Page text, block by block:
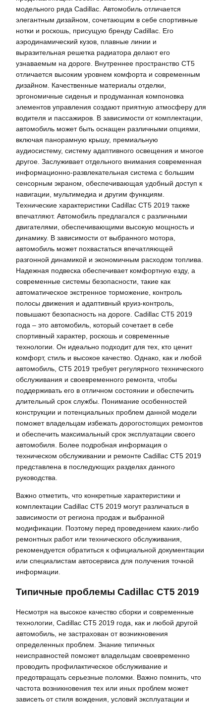
модельного ряда Cadillac. Автомобиль отличается
элегантным дизайном, сочетающим в себе спортивные
нотки и роскошь, присущую бренду Cadillac. Его
аэродинамический кузов, плавные линии и
выразительная решетка радиатора делают его
узнаваемым на дороге. Внутреннее пространство CT5
отличается высоким уровнем комфорта и современным
дизайном. Качественные материалы отделки,
эргономичные сиденья и продуманная компоновка
элементов управления создают приятную атмосферу для
водителя и пассажиров. В зависимости от комплектации,
автомобиль может быть оснащен различными опциями,
включая панорамную крышу, премиальную
аудиосистему, систему адаптивного освещения и многое
другое. Заслуживает отдельного внимания современная
информационно-развлекательная система с большим
сенсорным экраном, обеспечивающая удобный доступ к
навигации, мультимедиа и другим функциям.
Технические характеристики Cadillac CT5 2019 также
впечатляют. Автомобиль предлагался с различными
двигателями, обеспечивающими высокую мощность и
динамику. В зависимости от выбранного мотора,
автомобиль может похвастаться впечатляющей
разгонной динамикой и экономичным расходом топлива.
Надежная подвеска обеспечивает комфортную езду, а
современные системы безопасности, такие как
автоматическое экстренное торможение, контроль
полосы движения и адаптивный круиз-контроль,
повышают безопасность на дороге. Cadillac CT5 2019
года – это автомобиль, который сочетает в себе
спортивный характер, роскошь и современные
технологии. Он идеально подходит для тех, кто ценит
комфорт, стиль и высокое качество. Однако, как и любой
автомобиль, CT5 2019 требует регулярного технического
обслуживания и своевременного ремонта, чтобы
поддерживать его в отличном состоянии и обеспечить
длительный срок службы. Понимание особенностей
конструкции и потенциальных проблем данной модели
поможет владельцам избежать дорогостоящих ремонтов
и обеспечить максимальный срок эксплуатации своего
автомобиля. Более подробная информация о
техническом обслуживании и ремонте Cadillac CT5 2019
представлена в последующих разделах данного
руководства.
Важно отметить, что конкретные характеристики и
комплектации Cadillac CT5 2019 могут различаться в
зависимости от региона продаж и выбранной
модификации. Поэтому перед проведением каких-либо
ремонтных работ или технического обслуживания,
рекомендуется обратиться к официальной документации
или специалистам автосервиса для получения точной
информации.
Типичные проблемы Cadillac CT5 2019
Несмотря на высокое качество сборки и современные
технологии, Cadillac CT5 2019 года, как и любой другой
автомобиль, не застрахован от возникновения
определенных проблем. Знание типичных
неисправностей поможет владельцам своевременно
проводить профилактическое обслуживание и
предотвращать серьезные поломки. Важно помнить, что
частота возникновения тех или иных проблем может
зависеть от стиля вождения, условий эксплуатации и